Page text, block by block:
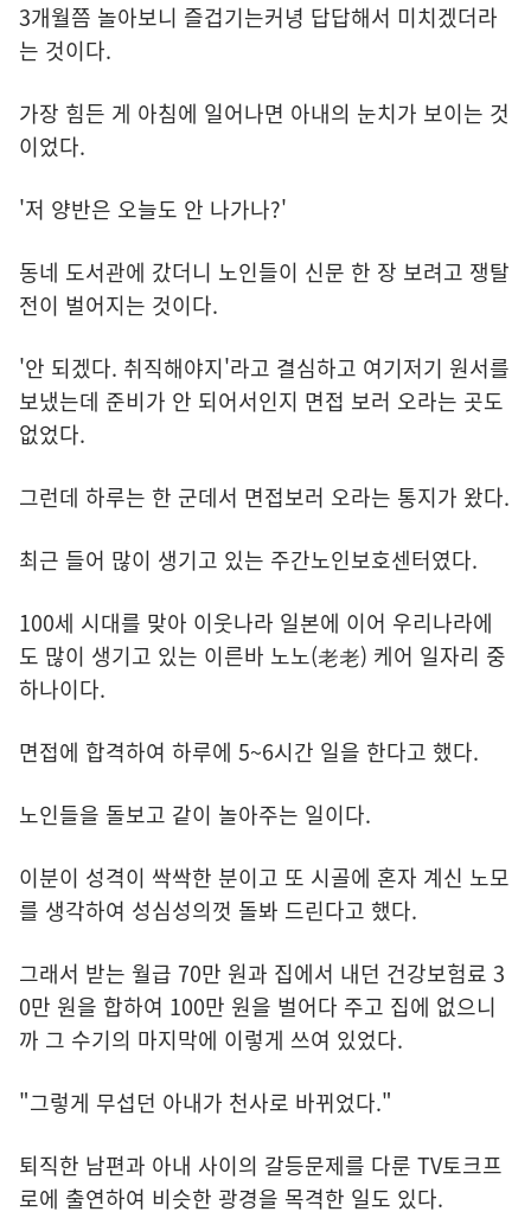
3개월쯤 놀아보니 즐겁기는커녕 답답해서 미치겠더라
는 것이다.
가장 힘든 게 아침에 일어나면 아내의 눈치가 보이는 것
이었다.
'저 양반은 오늘도 안 나가나?'
동네 도서관에 갔더니 노인들이 신문 한 장 보려고 쟁탈
전이 벌어지는 것이다.
'안 되겠다. 취직해야지'라고 결심하고 여기저기 원서를
보냈는데 준비가 안 되어서인지 면접 보러 오라는 곳도
없었다.
그런데 하루는 한 군데서 면접보러 오라는 통지가 왔다.
최근 들어 많이 생기고 있는 주간노인보호센터였다.
100세 시대를 맞아 이웃나라 일본에 이어 우리나라에
도 많이 생기고 있는 이른바 노노(老老) 케어 일자리 중
하나이다.
면접에 합격하여 하루에 5~6시간 일을 한다고 했다.
노인들을 돌보고 같이 놀아주는 일이다.
이분이 성격이 싹싹한 분이고 또 시골에 혼자 계신 노모
를 생각하여 성심성의껏 돌봐 드린다고 했다.
그래서 받는 월급 70만 원과 집에서 내던 건강보험료 3
0만 원을 합하여 100만 원을 벌어다 주고 집에 없으니
까 그 수기의 마지막에 이렇게 쓰여 있었다.
"그렇게 무섭던 아내가 천사로 바뀌었다."
퇴직한 남편과 아내 사이의 갈등문제를 다룬 TV토크프
로에 출연하여 비슷한 광경을 목격한 일도 있다.